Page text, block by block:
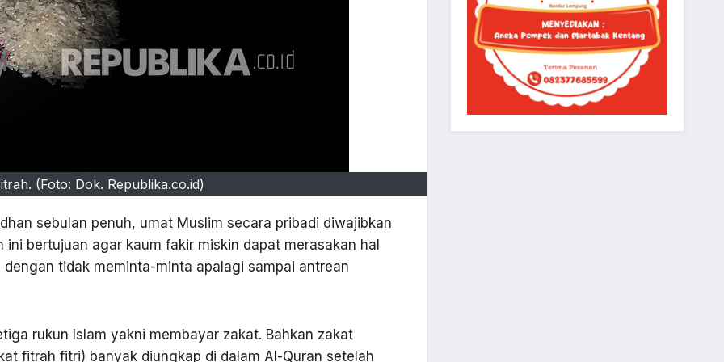
(Foto: Dok. Republika.co.id)
sebulan penuh, umat Muslim secara pribadi diwajibkan
bertujuan agar kaum fakir miskin dapat merasakan hal
tidak meminta-minta apalagi sampai antrean
rukun Islam yakni membayar zakat. Bahkan zakat
fitrah fitri) banyak diungkap di dalam Al-Quran setelah